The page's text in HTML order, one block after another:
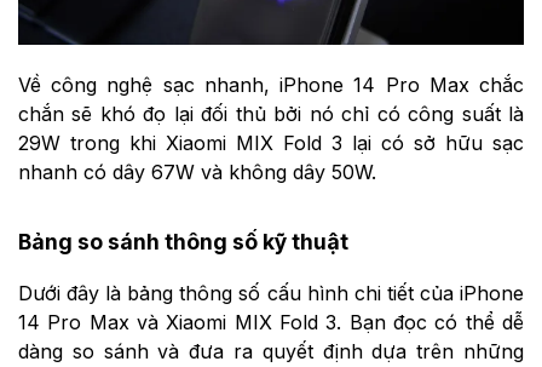
Về công nghệ sạc nhanh, iPhone 14 Pro Max chắc
chắn sẽ khó đọ lại đối thủ bởi nó chỉ có công suất là
29W trong khi Xiaomi MIX Fold 3 lại có sở hữu sạc
nhanh có dây 67W và không dây 50W.
Bảng so sánh thông số kỹ thuật
Dưới đây là bảng thông số cấu hình chi tiết của iPhone
14 Pro Max và Xiaomi MIX Fold 3. Bạn đọc có thể dễ
dàng so sánh và đưa ra quyết định dựa trên những